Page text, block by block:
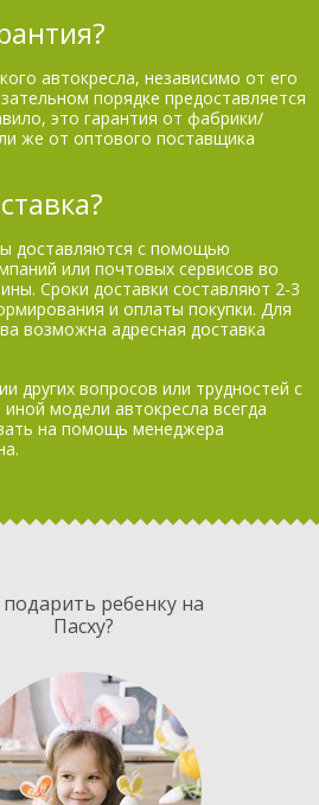
автокресла, независимо от его
порядке предоставляется
это гарантия от фабрики/
же от оптового поставщика
доставляются с помощью
или почтовых сервисов во
Сроки доставки составляют 2-3
и оплаты покупки. Для
возможна адресная доставка
других вопросов или трудностей с
модели автокресла всегда
на помощь менеджера
ребенку на
Пасху?